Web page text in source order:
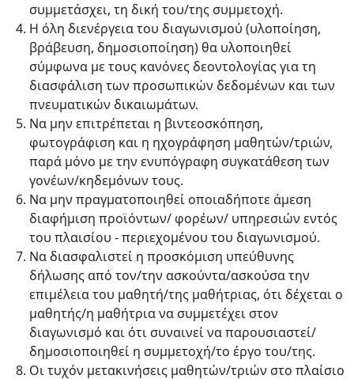
συμμετάσχει, τη δική του/της συμμετοχή.
Η όλη διενέργεια του διαγωνισμού (υλοποίηση,
βράβευση, δημοσιοποίηση) θα υλοποιηθεί
σύμφωνα με τους κανόνες δεοντολογίας για τη
διασφάλιση των προσωπικών δεδομένων και των
πνευματικών δικαιωμάτων.
Να μην επιτρέπεται η βιντεοσκόπηση,
φωτογράφιση και η ηχογράφηση μαθητών/τριών,
παρά μόνο με την ενυπόγραφη συγκατάθεση των
γονέων/κηδεμόνων τους.
Να μην πραγματοποιηθεί οποιαδήποτε άμεση
διαφήμιση προϊόντων/ φορέων/ υπηρεσιών εντός
του πλαισίου - περιεχομένου του διαγωνισμού.
Να διασφαλιστεί η προσκόμιση υπεύθυνης
δήλωσης από τον/την ασκούντα/ασκούσα την
επιμέλεια του μαθητή/της μαθήτριας, ότι δέχεται ο
μαθητής/η μαθήτρια να συμμετέχει στον
διαγωνισμό και ότι συναινεί να παρουσιαστεί/
δημοσιοποιηθεί η συμμετοχή/το έργο του/της.
Οι τυχόν μετακινήσεις μαθητών/τριών στο πλαίσιο